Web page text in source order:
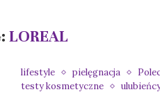
LOREAL
lifestyle pielęgnacja
testy kosmetyczne